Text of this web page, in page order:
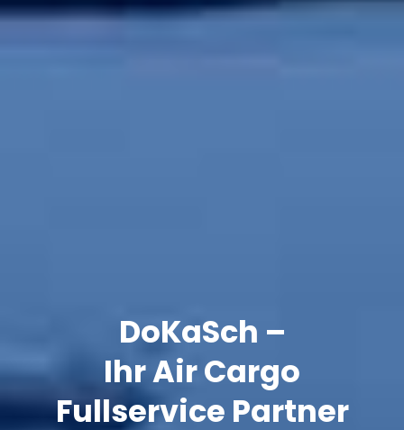
DoKaSch –
Ihr Air Cargo
Fullservice Partner